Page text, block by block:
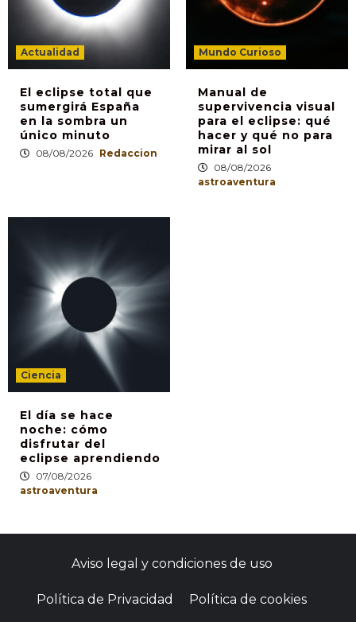
Actualidad
El eclipse total que
sumergirá España
en la sombra un
único minuto
08/08/2026 Redaccion
Mundo Curioso
Manual de
supervivencia visual
para el eclipse: qué
hacer y qué no para
mirar al sol
08/08/2026
astroaventura
Ciencia
El día se hace
noche: cómo
disfrutar del
eclipse aprendiendo
07/08/2026
astroaventura
Aviso legal y condiciones de uso
Política de Privacidad Política de cookies